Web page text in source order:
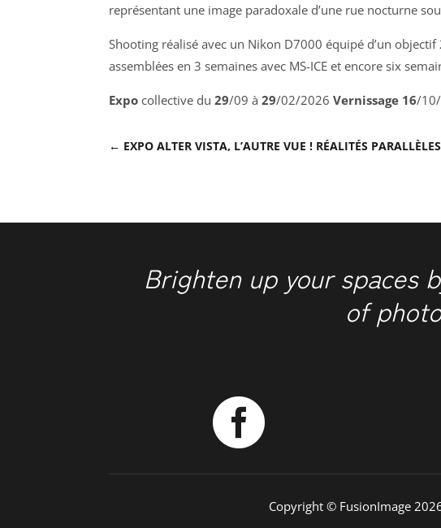
représentant une image paradoxale d’une rue nocturne
Shooting réalisé avec un Nikon D7000 équipé d’un
assemblées en 3 semaines avec MS-ICE et encore six
Expo collective du29/09 à29/02/2026Vernissage 16/
← EXPO ALTER VISTA, L’AUTRE VUE ! RÉALITÉS
Brighten up your spaces
of

Copyright © FusionImage